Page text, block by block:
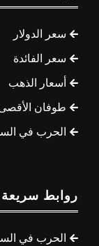
سعر الدولار
سعر الفائدة
أسعار الذهب
طوفان
الحرب في
روابط سريعة
الحرب في